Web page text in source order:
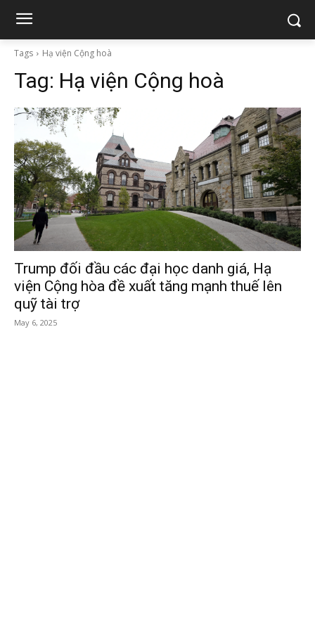
Tags Hạ viện Cộng hoà
Tag: Hạ viện Cộng hoà
Trump đối đầu các đại học danh giá, Hạ
viện Cộng hòa đề xuất tăng mạnh thuế lên
quỹ tài trợ
May 6, 2025